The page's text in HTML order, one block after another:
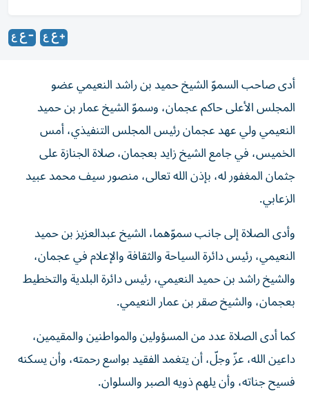
أدى صاحب السموّ الشيخ حميد بن راشد النعيمي عضو
المجلس الأعلى حاكم عجمان، وسموّ الشيخ عمار بن حميد
النعيمي ولي عهد عجمان رئيس المجلس التنفيذي، أمس
الخميس، في جامع الشيخ زايد بعجمان، صلاة الجنازة على
جثمان المغفور له، بإذن الله تعالى، منصور سيف محمد عبيد
الزعابي.
وأدى الصلاة إلى جانب سموّهما، الشيخ عبدالعزيز بن حميد
النعيمي، رئيس دائرة السياحة والثقافة والإعلام في عجمان،
والشيخ راشد بن حميد النعيمي، رئيس دائرة البلدية والتخطيط
بعجمان، والشيخ صقر بن عمار النعيمي.
كما أدى الصلاة عدد من المسؤولين والمواطنين والمقيمين،
داعين الله، عزّ وجلّ، أن يتغمد الفقيد بواسع رحمته، وأن يسكنه
فسيح جناته، وأن يلهم ذويه الصبر والسلوان.